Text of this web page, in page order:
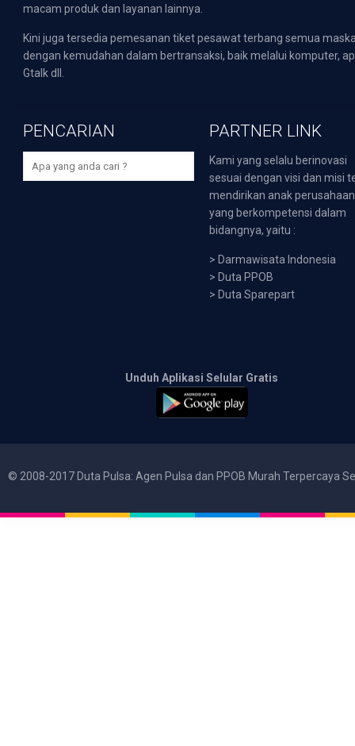
macam produk dan layanan lainnya.
Kini juga tersedia pemesanan tiket pesawat terbang semua
dengan kemudahan dalam bertransaksi, baik melalui komputer,
Gtalk dll.
PENCARIAN PARTNER LINK
Kami yang selalu berinovasi
sesuai dengan visi dan misi
mendirikan anak perusahaan
yang berkompetensi dalam
bidangnya, yaitu :
> Darmawisata Indonesia
> Duta PPOB
> Duta Sparepart
Unduh Aplikasi Selular Gratis
© 2008-2017 Duta Pulsa: Agen Pulsa dan PPOB Murah Terpercaya